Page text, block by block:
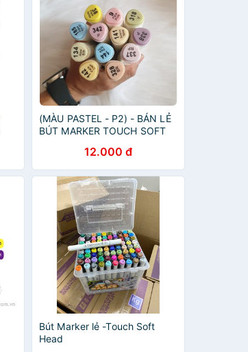
(MÀU PASTEL - P2) - BÁN LẺ
BÚT MARKER TOUCH SOFT
12.000 đ
Bút Marker lẻ -Touch Soft
Head